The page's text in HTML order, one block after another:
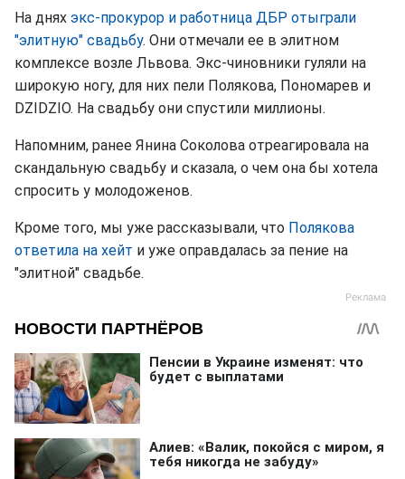
На днях экс-прокурор и работница ДБР отыграли
"элитную" свадьбу. Они отмечали ее в элитном
комплексе возле Львова. Экс-чиновники гуляли на
широкую ногу, для них пели Полякова, Пономарев и
DZIDZIO. На свадьбу они спустили миллионы.
Напомним, ранее Янина Соколова отреагировала на
скандальную свадьбу и сказала, о чем она бы хотела
спросить у молодоженов.
Кроме того, мы уже рассказывали, что Полякова
ответила на хейт и уже оправдалась за пение на
"элитной" свадьбе.